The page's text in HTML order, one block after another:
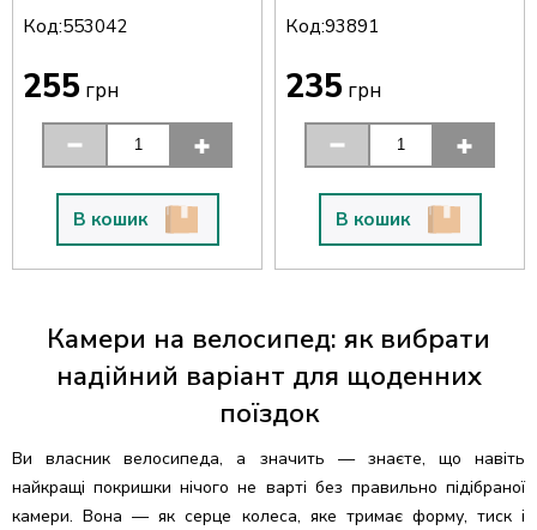
Код:553042
255 грн
В кошик
Код:93891
235 грн
В кошик
Камери на велосипед: як вибрати
надійний варіант для щоденних
поїздок
Ви власник велосипеда, а значить — знаєте, що навіть
найкращі покришки нічого не варті без правильно підібраної
камери. Вона — як серце колеса, яке тримає форму, тиск і